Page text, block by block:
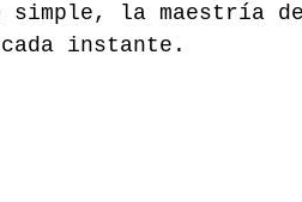
simple, la maestría
instante.